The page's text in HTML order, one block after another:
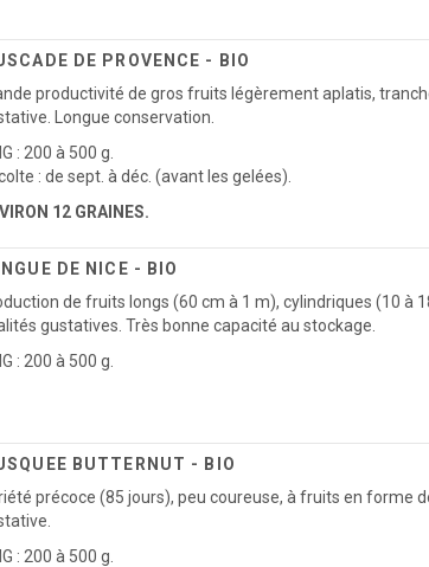
DE PROVENCE - BIO
productivité de gros fruits légèrement aplatis,
Longue conservation.
: 200 à 500 g.
: de sept. à déc. (avant les gelées).
12 GRAINES.
DE NICE - BIO
de fruits longs (60 cm à 1 m), cylindriques (10 à
gustatives. Très bonne capacité au stockage.
: 200 à 500 g.
BUTTERNUT - BIO
précoce (85 jours), peu coureuse, à fruits en forme
: 200 à 500 g.